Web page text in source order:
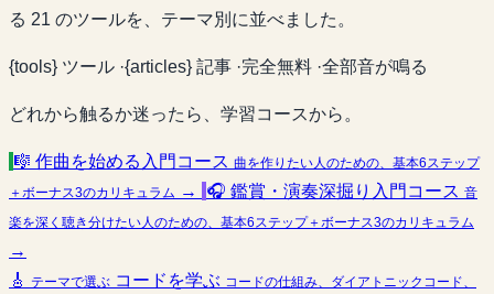
る 21 のツールを、テーマ別に並べました。
{tools} ツール ·{articles} 記事 ·完全無料 ·全部音が鳴る
どれから触るか迷ったら、学習コースから。
🎼 作曲を始める入門コース 曲を作りたい人のための、基本6ステップ
＋ボーナス3のカリキュラム → 🎧 鑑賞・演奏深掘り入門コース 音
楽を深く聴き分けたい人のための、基本6ステップ＋ボーナス3のカリキュラム
→
🎸 テーマで選ぶ コードを学ぶ コードの仕組み、ダイアトニックコード、